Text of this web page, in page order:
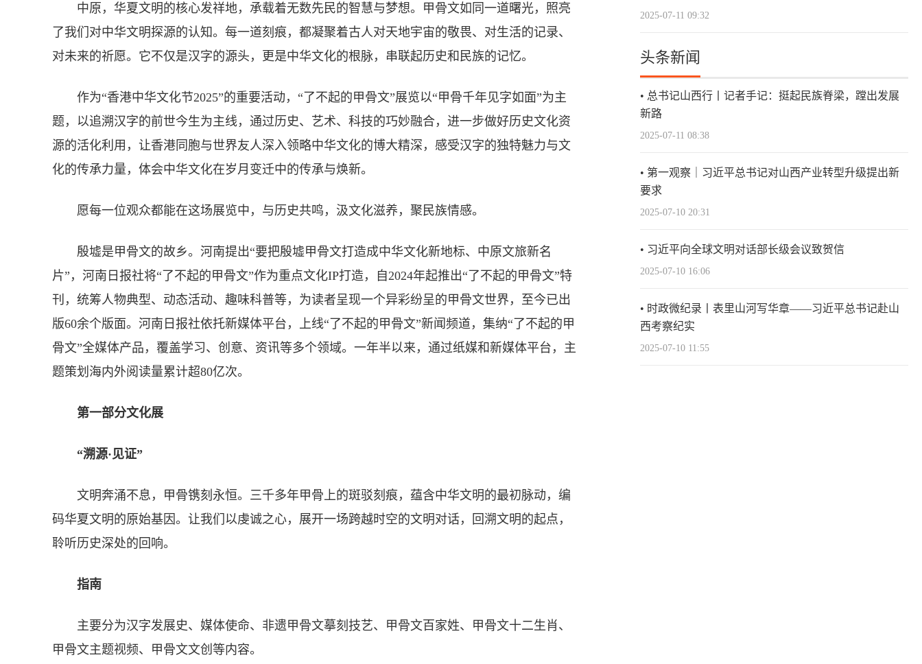
中原，华夏文明的核心发祥地，承载着无数先民的智慧与梦想。甲骨文如同一道曙光，照亮
了我们对中华文明探源的认知。每一道刻痕，都凝聚着古人对天地宇宙的敬畏、对生活的记录、
对未来的祈愿。它不仅是汉字的源头，更是中华文化的根脉，串联起历史和民族的记忆。
作为“香港中华文化节2025”的重要活动，“了不起的甲骨文”展览以“甲骨千年见字如面”为主
题，以追溯汉字的前世今生为主线，通过历史、艺术、科技的巧妙融合，进一步做好历史文化资
源的活化利用，让香港同胞与世界友人深入领略中华文化的博大精深，感受汉字的独特魅力与文
化的传承力量，体会中华文化在岁月变迁中的传承与焕新。
愿每一位观众都能在这场展览中，与历史共鸣，汲文化滋养，聚民族情感。
殷墟是甲骨文的故乡。河南提出“要把殷墟甲骨文打造成中华文化新地标、中原文旅新名
片”，河南日报社将“了不起的甲骨文”作为重点文化IP打造，自2024年起推出“了不起的甲骨文”特
刊，统筹人物典型、动态活动、趣味科普等，为读者呈现一个异彩纷呈的甲骨文世界，至今已出
版60余个版面。河南日报社依托新媒体平台，上线“了不起的甲骨文”新闻频道，集纳“了不起的甲
骨文”全媒体产品，覆盖学习、创意、资讯等多个领域。一年半以来，通过纸媒和新媒体平台，主
题策划海内外阅读量累计超80亿次。
第一部分文化展
“溯源·见证”
文明奔涌不息，甲骨镌刻永恒。三千多年甲骨上的斑驳刻痕，蕴含中华文明的最初脉动，编
码华夏文明的原始基因。让我们以虔诚之心，展开一场跨越时空的文明对话，回溯文明的起点，
聆听历史深处的回响。
指南
主要分为汉字发展史、媒体使命、非遗甲骨文摹刻技艺、甲骨文百家姓、甲骨文十二生肖、
甲骨文主题视频、甲骨文文创等内容。
2025-07-11 09:32
头条新闻
总书记山西行丨记者手记：挺起民族脊梁，蹚出发展
新路
2025-07-11 08:38
第一观察｜习近平总书记对山西产业转型升级提出新
要求
2025-07-10 20:31
习近平向全球文明对话部长级会议致贺信
2025-07-10 16:06
时政微纪录丨表里山河写华章——习近平总书记赴山
西考察纪实
2025-07-10 11:55